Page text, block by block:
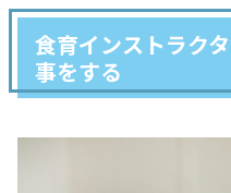
食育インストラク
事をする